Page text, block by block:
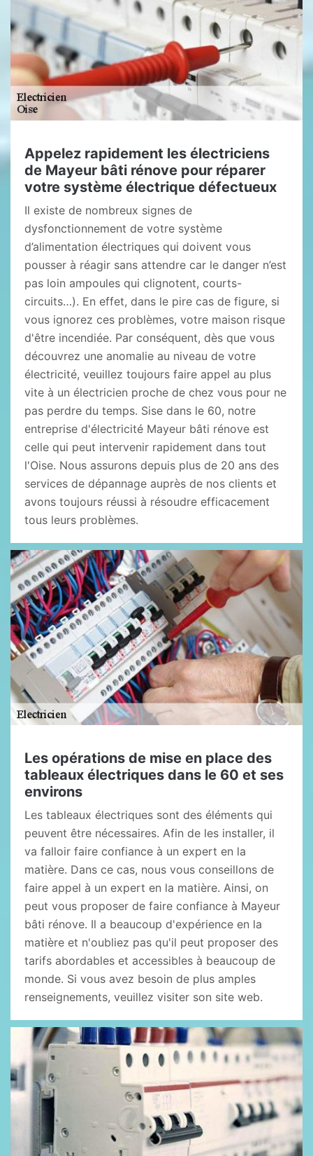
Appelez rapidement les électriciens
de Mayeur bâti rénove pour réparer
votre système électrique défectueux
Il existe de nombreux signes de
dysfonctionnement de votre système
d’alimentation électriques qui doivent vous
pousser à réagir sans attendre car le danger n’est
pas loin ampoules qui clignotent, courts-
circuits…). En effet, dans le pire cas de figure, si
vous ignorez ces problèmes, votre maison risque
d'être incendiée. Par conséquent, dès que vous
découvrez une anomalie au niveau de votre
électricité, veuillez toujours faire appel au plus
vite à un électricien proche de chez vous pour ne
pas perdre du temps. Sise dans le 60, notre
entreprise d'électricité Mayeur bâti rénove est
celle qui peut intervenir rapidement dans tout
l'Oise. Nous assurons depuis plus de 20 ans des
services de dépannage auprès de nos clients et
avons toujours réussi à résoudre efficacement
tous leurs problèmes.
Les opérations de mise en place des
tableaux électriques dans le 60 et ses
environs
Les tableaux électriques sont des éléments qui
peuvent être nécessaires. Afin de les installer, il
va falloir faire confiance à un expert en la
matière. Dans ce cas, nous vous conseillons de
faire appel à un expert en la matière. Ainsi, on
peut vous proposer de faire confiance à Mayeur
bâti rénove. Il a beaucoup d'expérience en la
matière et n'oubliez pas qu'il peut proposer des
tarifs abordables et accessibles à beaucoup de
monde. Si vous avez besoin de plus amples
renseignements, veuillez visiter son site web.